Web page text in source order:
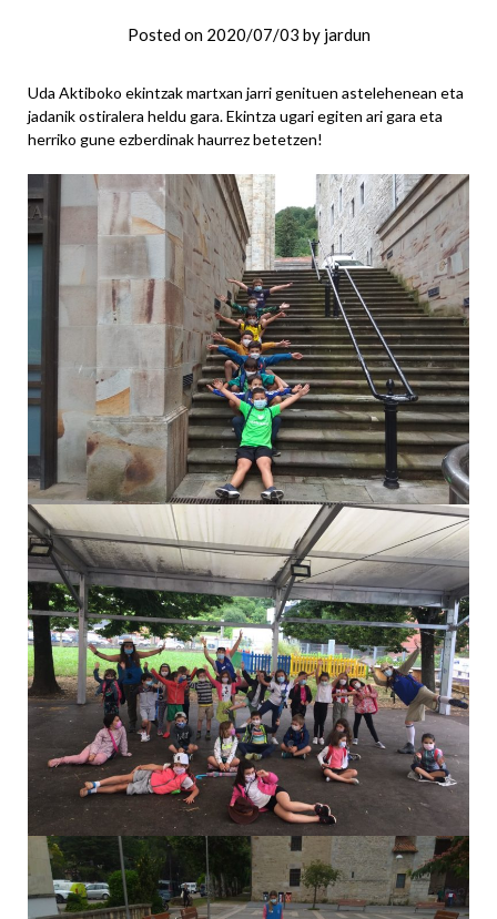
Posted on 2020/07/03 by jardun
Uda Aktiboko ekintzak martxan jarri genituen astelehenean eta
jadanik ostiralera heldu gara. Ekintza ugari egiten ari gara eta
herriko gune ezberdinak haurrez betetzen!